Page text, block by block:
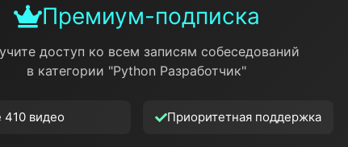
Премиум-подписка
доступ ко всем записям собеседований
в категории "Python Разработчик"
410 видео Приоритетная поддержка